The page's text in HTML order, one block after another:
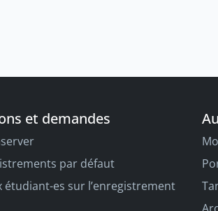
et demandes
par défaut
étudiant-es sur l’enregistrement